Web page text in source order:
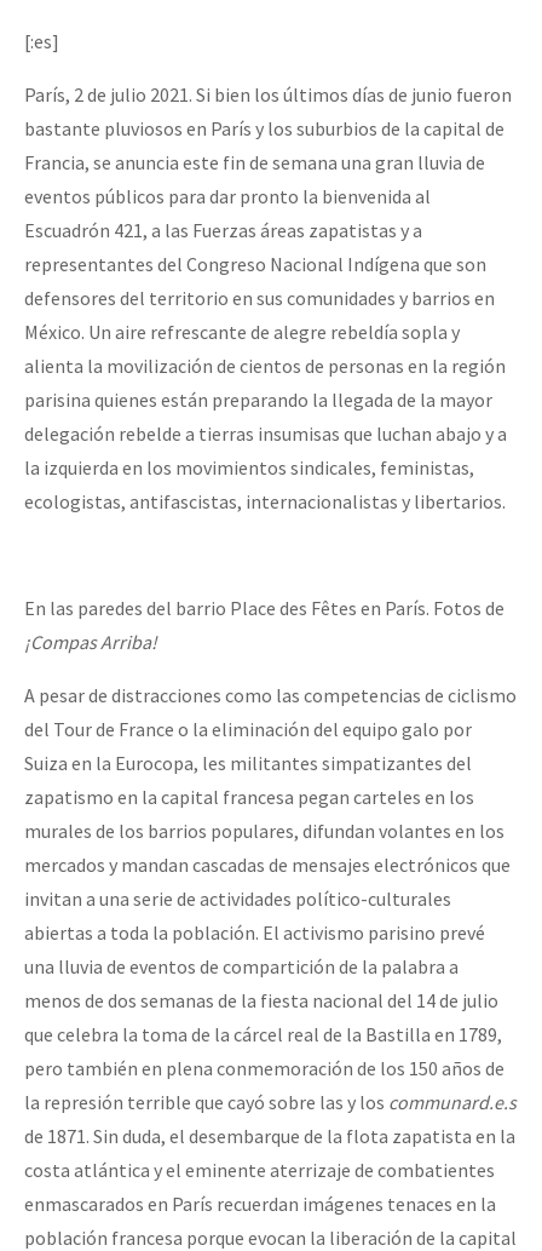
La Sexta
AutonomÍa y Resistencia
Megaproyectos
Presos
Mujeres
ETIQUETAS
MULTIMEDIA
Video
Semillero Guerra contra la Humanidad. (Las poblaciones y
Libros para descargar
Medios Libres
Eventos
Contacto
Dia 1: Encontro “Guerra contra a Humanidade”
[CDMX – 20 julio] Jornadas globales por la libertad de Jesús
“Sonhando a Terra do Bem Virá” se publica no Estado Espanhol
Se o México sabe, que o mundo saiba! Nossas lutas pela
[25 abr – CDMX] Tokín por el CNI: 30 años de Resistencia y
[:es]
París, 2 de julio 2021. Si bien los últimos días de junio fueron
bastante pluviosos en París y los suburbios de la capital de
Francia, se anuncia este fin de semana una gran lluvia de
eventos públicos para dar pronto la bienvenida al
Escuadrón 421, a las Fuerzas áreas zapatistas y a
representantes del Congreso Nacional Indígena que son
defensores del territorio en sus comunidades y barrios en
México. Un aire refrescante de alegre rebeldía sopla y
alienta la movilización de cientos de personas en la región
parisina quienes están preparando la llegada de la mayor
delegación rebelde a tierras insumisas que luchan abajo y a
la izquierda en los movimientos sindicales, feministas,
ecologistas, antifascistas, internacionalistas y libertarios.
En las paredes del barrio Place des Fêtes en París. Fotos de
¡Compas Arriba!
A pesar de distracciones como las competencias de ciclismo
del Tour de France o la eliminación del equipo galo por
Suiza en la Eurocopa, les militantes simpatizantes del
zapatismo en la capital francesa pegan carteles en los
murales de los barrios populares, difundan volantes en los
mercados y mandan cascadas de mensajes electrónicos que
invitan a una serie de actividades político-culturales
abiertas a toda la población. El activismo parisino prevé
una lluvia de eventos de compartición de la palabra a
menos de dos semanas de la fiesta nacional del 14 de julio
que celebra la toma de la cárcel real de la Bastilla en 1789,
pero también en plena conmemoración de los 150 años de
la represión terrible que cayó sobre las y los communard.e.s
de 1871. Sin duda, el desembarque de la flota zapatista en la
costa atlántica y el eminente aterrizaje de combatientes
enmascarados en París recuerdan imágenes tenaces en la
población francesa porque evocan la liberación de la capital